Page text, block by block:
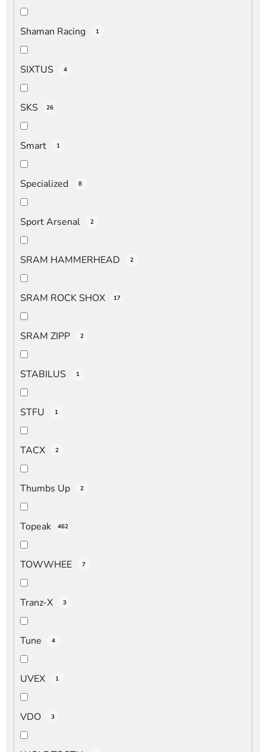
Shaman Racing 1
SIXTUS 4
SKS 26
Smart 1
Specialized 8
Sport Arsenal 2
SRAM HAMMERHEAD 2
SRAM ROCK SHOX 17
SRAM ZIPP 2
STABILUS 1
STFU 1
TACX 2
Thumbs Up 2
Topeak 462
TOWWHEE 7
Tranz-X 3
Tune 4
UVEX 1
VDO 3